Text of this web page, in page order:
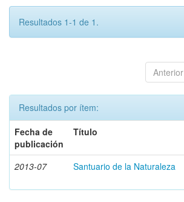
Resultados 1-1 de 1.
Anterior
Resultados por ítem:
Fecha de
publicación
Título
2013-07 Santuario de la Naturaleza